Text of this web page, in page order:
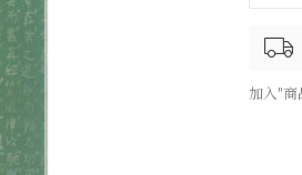
加入"商